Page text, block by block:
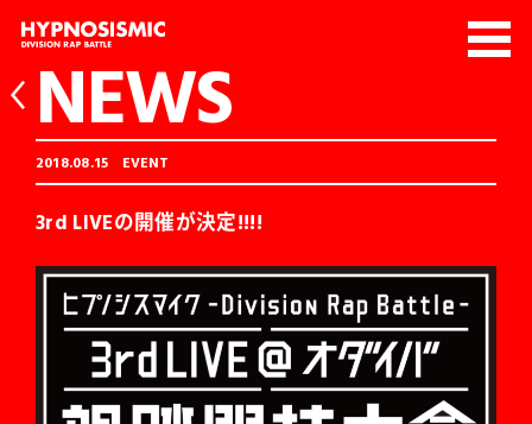
NEWS
2018.08.15 EVENT
3rd LIVEの開催が決定!!!!